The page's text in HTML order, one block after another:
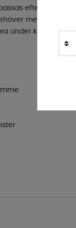
efter behov
mer
under körning